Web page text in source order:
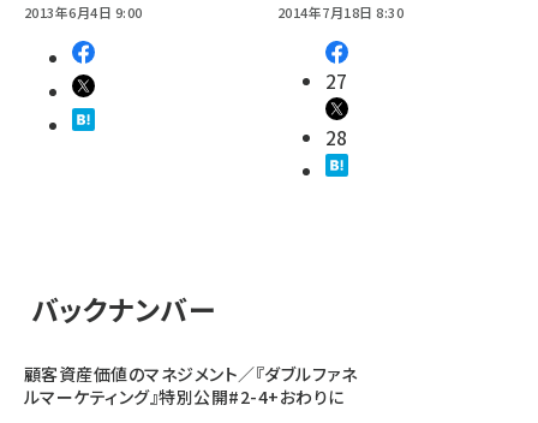
2013年6月4日 9:00 2014年7月18日 8:30
27
28
バックナンバー
顧客資産価値のマネジメント／『ダブルファネ
ルマーケティング』特別公開#2-4+おわりに